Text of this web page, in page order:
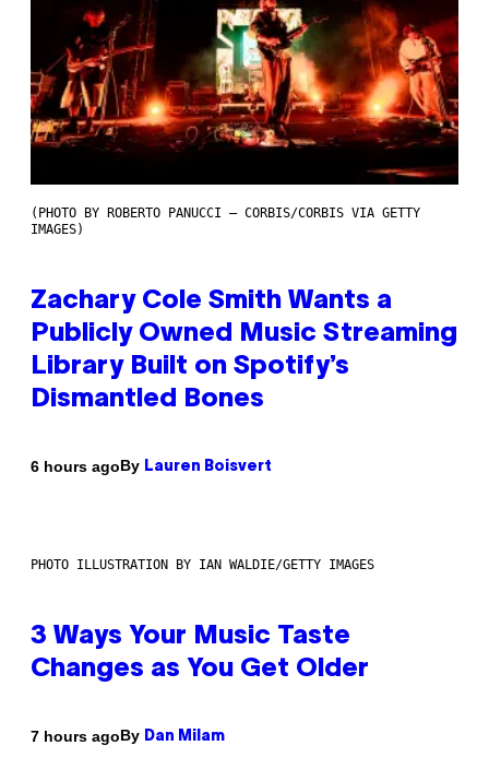
(PHOTO BY ROBERTO PANUCCI – CORBIS/CORBIS VIA GETTY
IMAGES)
Zachary Cole Smith Wants a
Publicly Owned Music Streaming
Library Built on Spotify’s
Dismantled Bones
6 hours agoBy Lauren Boisvert
PHOTO ILLUSTRATION BY IAN WALDIE/GETTY IMAGES
3 Ways Your Music Taste
Changes as You Get Older
7 hours agoBy Dan Milam